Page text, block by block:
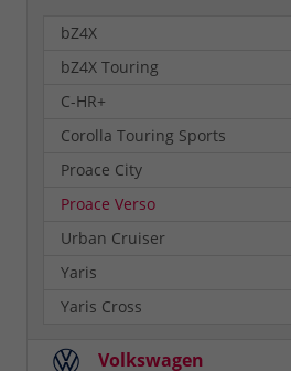
bZ4X
bZ4X Touring
C-HR+
Corolla Touring Sports
Proace City
Proace Verso
Urban Cruiser
Yaris
Yaris Cross
Volkswagen